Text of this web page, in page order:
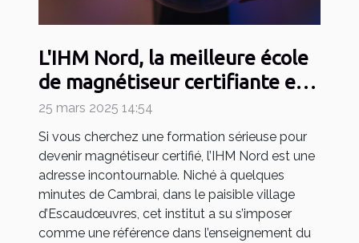
L'IHM Nord, la meilleure école
de magnétiseur certifiante en
2025
25 mars 2025 14:54
Si vous cherchez une formation sérieuse pour
devenir magnétiseur certifié, l’IHM Nord est une
adresse incontournable. Niché à quelques
minutes de Cambrai, dans le paisible village
d’Escaudœuvres, cet institut a su s’imposer
comme une référence dans l’enseignement du